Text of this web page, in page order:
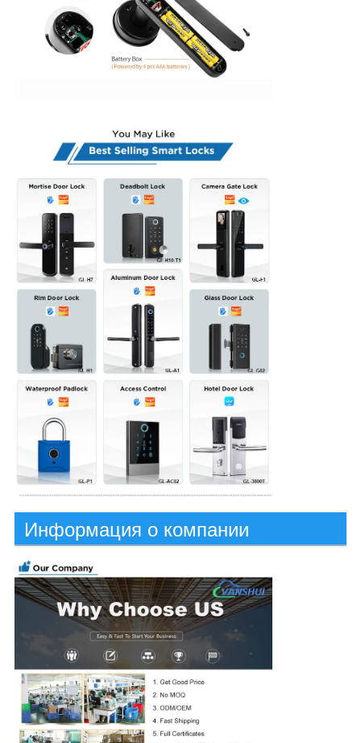
Информация о компании